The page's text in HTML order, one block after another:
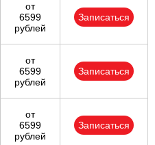
от
6599
рублей
Записаться
от
6599
рублей
Записаться
от
6599
рублей
Записаться